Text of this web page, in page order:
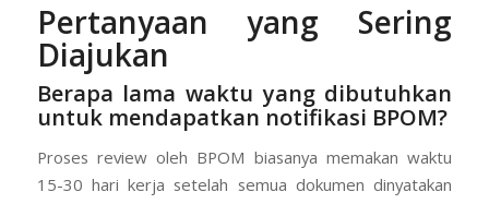
Pertanyaan yang Sering
Diajukan
Berapa lama waktu yang dibutuhkan
untuk mendapatkan notifikasi BPOM?
Proses review oleh BPOM biasanya memakan waktu
15-30 hari kerja setelah semua dokumen dinyatakan